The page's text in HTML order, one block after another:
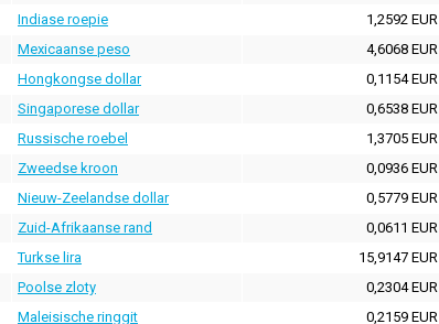
Indiase roepie
1,2592 EUR
Mexicaanse peso
4,6068 EUR
Hongkongse dollar
0,1154 EUR
Singaporese dollar
0,6538 EUR
Russische roebel
1,3705 EUR
Zweedse kroon
0,0936 EUR
Nieuw-Zeelandse dollar
0,5779 EUR
Zuid-Afrikaanse rand
0,0611 EUR
Turkse lira
15,9147 EUR
Poolse zloty
0,2304 EUR
Maleisische ringgit
0,2159 EUR